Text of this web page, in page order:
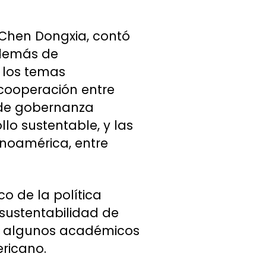
Dongxia, contó
de
los temas
entre
gobernanza
sustentable, y las
entre
de la política
de
académicos